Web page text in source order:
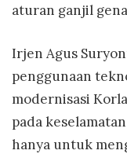
aturan ganjil
Irjen Agus
penggunaan
modernisasi
pada
hanya untuk